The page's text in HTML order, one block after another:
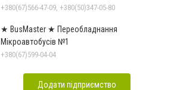
+380(67)566-47-09, +380(50)347-05-80
★ BusMaster ★ Переобладнання
Мікроавтобусів №1
+380(67)599-04-04
Додати підприємство